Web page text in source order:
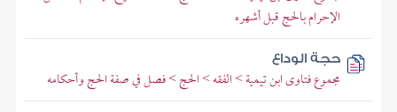
الإحرام بالحج قبل أشهره
حجة الوداع
مجموع فتاوى ابن تيمية > الفقه > الحج > فصل في صفة الحج وأحكامه